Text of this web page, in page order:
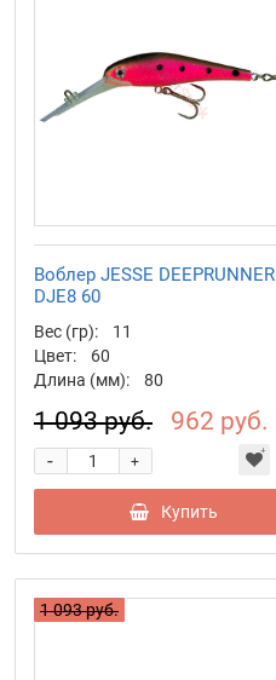
Воблер JESSE DEEPRUNNER
DJE8 60
Вес (гр):
11
Цвет:
60
Длина (мм):
80
1 093 руб. 962 руб.
+
-
Купить
1 093 руб.